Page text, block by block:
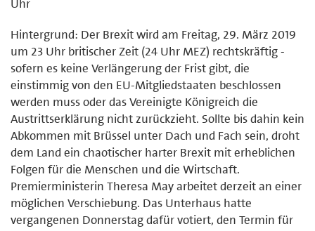
Uhr
Hintergrund: Der Brexit wird am Freitag, 29. März 2019
um 23 Uhr britischer Zeit (24 Uhr MEZ) rechtskräftig -
sofern es keine Verlängerung der Frist gibt, die
einstimmig von den EU-Mitgliedstaaten beschlossen
werden muss oder das Vereinigte Königreich die
Austrittserklärung nicht zurückzieht. Sollte bis dahin kein
Abkommen mit Brüssel unter Dach und Fach sein, droht
dem Land ein chaotischer harter Brexit mit erheblichen
Folgen für die Menschen und die Wirtschaft.
Premierministerin Theresa May arbeitet derzeit an einer
möglichen Verschiebung. Das Unterhaus hatte
vergangenen Donnerstag dafür votiert, den Termin für